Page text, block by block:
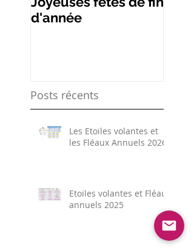
d'année
Posts récents
Les Etoiles volantes et
les Fléaux Annuels 2026
Etoiles volantes et Fléaux
annuels 2025